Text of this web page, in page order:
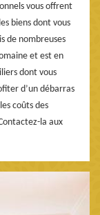
vous offrent
biens dont vous
de nombreuses
et est en
dont vous
d’un débarras
coûts des
la aux